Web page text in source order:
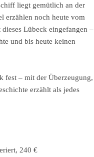
liegt gemütlich an der
erzählen noch heute vom
Lübeck eingefangen –
und bis heute keinen
fest – mit der Überzeugung,
erzählt als jedes
240 €